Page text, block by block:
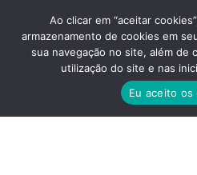
HUG-
Ao clicar em “aceitar
armazenamento de cookies em
sua navegação no site, além de
utilização do site e nas
Eu aceito os